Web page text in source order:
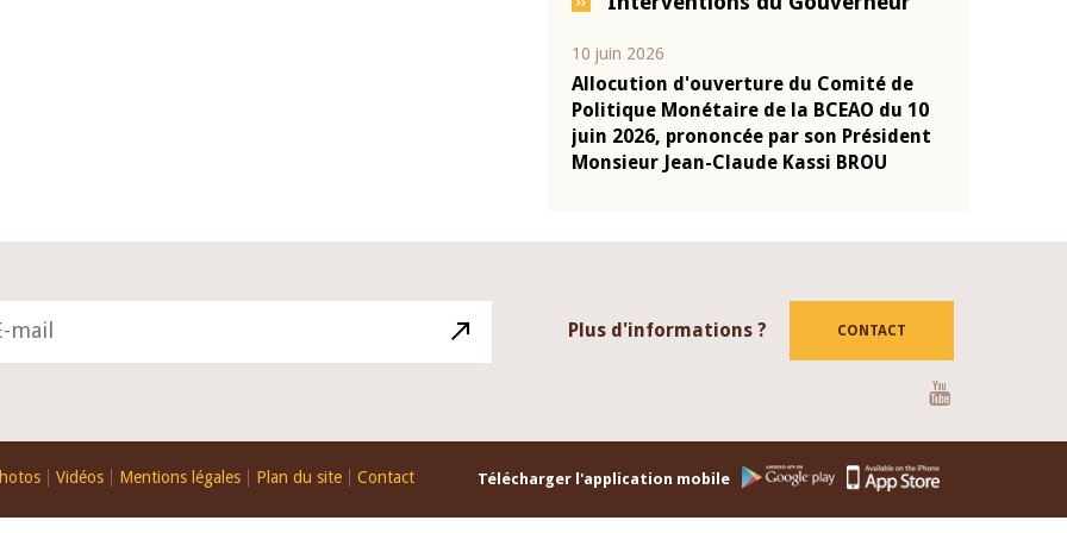
04 mars 2026
Allocution d'ouverture du Comité de
Politique Monétaire de la BCEAO du 4
mars 2026, prononcée par son Président
Monsieur Jean-Claude Kassi BROU
Plus d'informations ? CONTACT
Vidéos Mentions légales Plan du site Contact Télécharger l'application mobile